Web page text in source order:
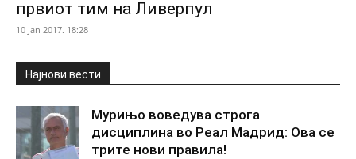
првиот тим на Ливерпул
10 Jan 2017. 18:28
Најнови вести
Мурињо воведува строга
дисциплина во Реал Мадрид: Ова се
трите нови правила!